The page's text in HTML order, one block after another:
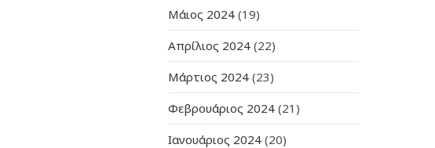
Μάιος 2024 (19)
Απρίλιος 2024 (22)
Μάρτιος 2024 (23)
Φεβρουάριος 2024 (21)
Ιανουάριος 2024 (20)